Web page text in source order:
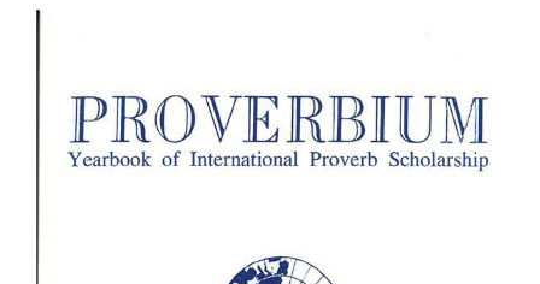
Article
Sidebar